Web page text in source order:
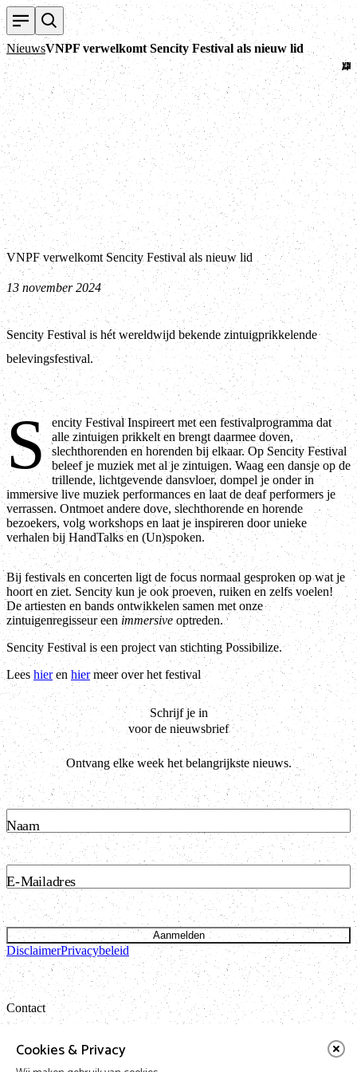
Cookies & Privacy
NieuwsVNPF verwelkomt Sencity Festival als nieuw lid
VNPF verwelkomt Sencity Festival als nieuw lid
13 november 2024
Sencity Festival is hét wereldwijd bekende zintuigprikkelende
belevingsfestival.
S encity Festival Inspireert met een festivalprogramma dat
alle zintuigen prikkelt en brengt daarmee doven,
slechthorenden en horenden bij elkaar. Op Sencity Festival
beleef je muziek met al je zintuigen. Waag een dansje op de
trillende, lichtgevende dansvloer, dompel je onder in
immersive live muziek performances en laat de deaf performers je
verrassen. Ontmoet andere dove, slechthorende en horende
bezoekers, volg workshops en laat je inspireren door unieke
verhalen bij HandTalks en (Un)spoken.
Bij festivals en concerten ligt de focus normaal gesproken op wat je
hoort en ziet. Sencity kun je ook proeven, ruiken en zelfs voelen!
De artiesten en bands ontwikkelen samen met onze
zintuigenregisseur een immersiveoptreden.
Sencity Festival is een project van stichting Possibilize.
Leeshierenhiermeer over het festival
Schrijf je in
voor de nieuwsbrief
Ontvang elke week het belangrijkste nieuws.
Naam
E-Mailadres
Aanmelden
DisclaimerPrivacybeleid
Contact
Bataviastraat 24 unit 1.13